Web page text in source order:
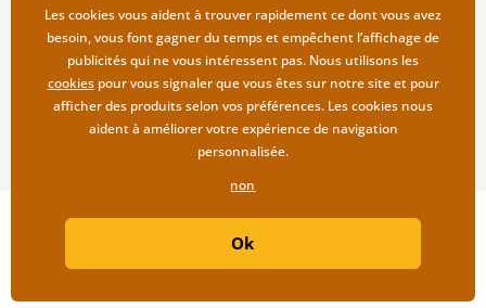
Modes de livraison et de
paiement
Retour des produits
Copyright ©2019 © Dovido.fr.
| Boutique en ligne créée par
Les cookies vous aident à trouver rapidement ce dont vous avez
besoin, vous font gagner du temps et empêchent l’affichage de
publicités qui ne vous intéressent pas. Nous utilisons les
cookiespour vous signaler que vous êtes sur notre site et pour
afficher des produits selon vos préférences. Les cookies nous
aident à améliorer votre expérience de navigation
personnalisée.
non
Ok